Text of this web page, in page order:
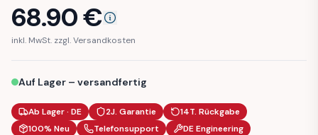
68.90€
inkl. MwSt. zzgl. Versandkosten
Auf Lager – versandfertig
Ab Lager · DE 2J. Garantie
14T. Rückgabe
100% Neu
Telefonsupport
DE Engineering